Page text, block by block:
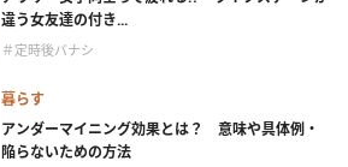
違う女友達の付き...
＃定時後バナシ
暮らす
アンダーマイニング効果とは？ 意味や具体例・
陥らないための方法